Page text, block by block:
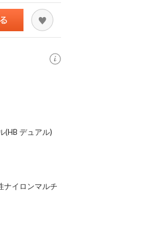
(HB デュアル)
ナイロンマルチ